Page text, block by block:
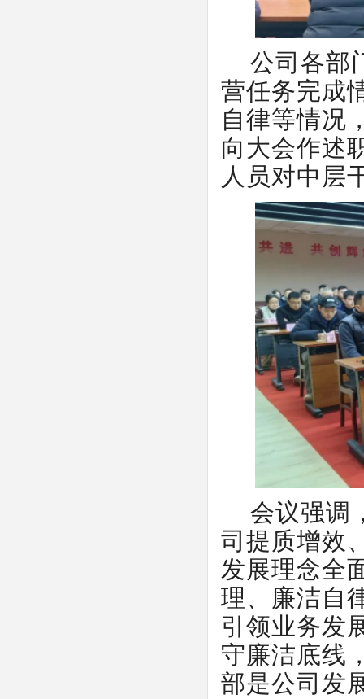
公司各部
营任务完成
自律等情况
向大会作述
人员对中层
会议强调
司提质增效
发展理念全
理、廉洁自
引领业务发
守廉洁底线
部是公司发